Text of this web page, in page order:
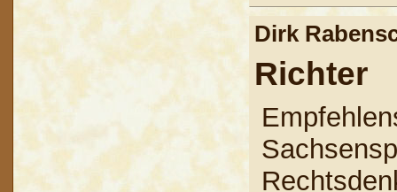
Dirk
Richter